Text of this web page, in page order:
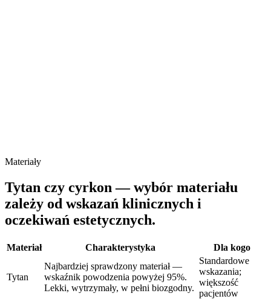
Materiały
Tytan czy cyrkon — wybór materiału
zależy od wskazań klinicznych i
oczekiwań estetycznych.
Materiał Charakterystyka Dla kogo
Tytan
Najbardziej sprawdzony materiał —
wskaźnik powodzenia powyżej 95%.
Lekki, wytrzymały, w pełni biozgodny.
Standardowe
wskazania;
większość
pacjentów